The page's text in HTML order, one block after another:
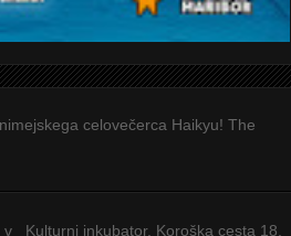
celovečerca Haikyu! The
Kulturni inkubator, Koroška cesta 18,